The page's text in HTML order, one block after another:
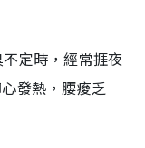
定時，經常捱夜
發熱，腰痠乏